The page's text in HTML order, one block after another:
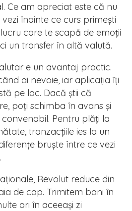
Ce am apreciat este că nu
înainte ce curs primești
care te scapă de emoții
un transfer în altă valută.
e un avantaj practic.
ai nevoie, iar aplicația îți
pe loc. Dacă știi că
poți schimba în avans și
Pentru plăți la
tranzacțiile ies la un
bruște între ce vezi
Revolut reduce din
de cap. Trimitem bani în
ori în aceeași zi